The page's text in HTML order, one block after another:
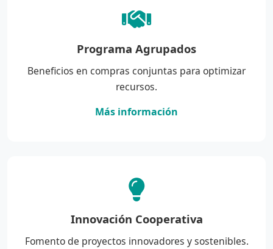
Programa Agrupados
Beneficios en compras conjuntas para optimizar
recursos.
Más información
Innovación Cooperativa
Fomento de proyectos innovadores y sostenibles.